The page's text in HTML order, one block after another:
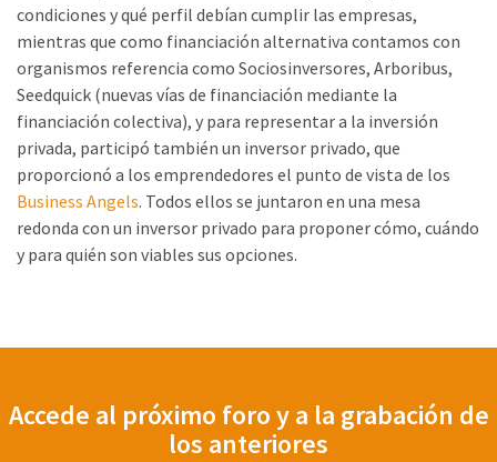
condiciones y qué perfil debían cumplir las empresas,
mientras que como financiación alternativa contamos con
organismos referencia como Sociosinversores, Arboribus,
Seedquick (nuevas vías de financiación mediante la
financiación colectiva), y para representar a la inversión
privada, participó también un inversor privado, que
proporcionó a los emprendedores el punto de vista de los
Business Angels. Todos ellos se juntaron en una mesa
redonda con un inversor privado para proponer cómo, cuándo
y para quién son viables sus opciones.
Accede al próximo foro y a la grabación de
los anteriores